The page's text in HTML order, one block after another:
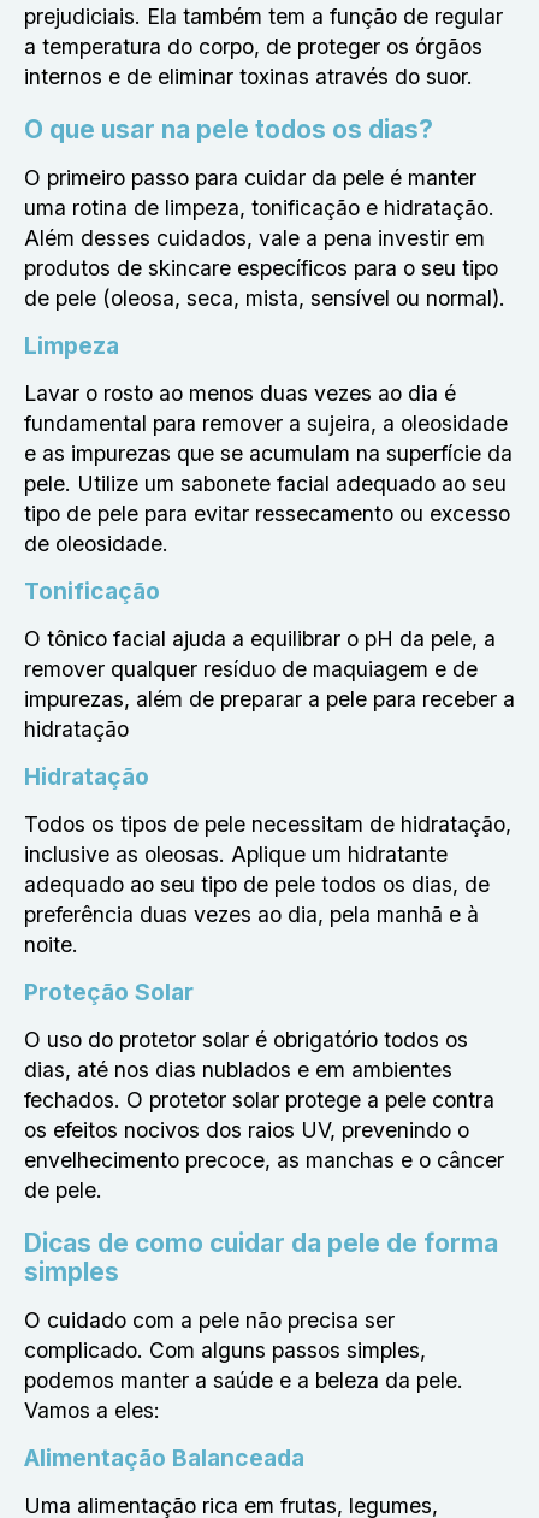
prejudiciais. Ela também tem a função de regular
a temperatura do corpo, de proteger os órgãos
internos e de eliminar toxinas através do suor.
O que usar na pele todos os dias?
O primeiro passo para cuidar da pele é manter
uma rotina de limpeza, tonificação e hidratação.
Além desses cuidados, vale a pena investir em
produtos de skincare específicos para o seu tipo
de pele (oleosa, seca, mista, sensível ou normal).
Limpeza
Lavar o rosto ao menos duas vezes ao dia é
fundamental para remover a sujeira, a oleosidade
e as impurezas que se acumulam na superfície da
pele. Utilize um sabonete facial adequado ao seu
tipo de pele para evitar ressecamento ou excesso
de oleosidade.
Tonificação
O tônico facial ajuda a equilibrar o pH da pele, a
remover qualquer resíduo de maquiagem e de
impurezas, além de preparar a pele para receber a
hidratação
Hidratação
Todos os tipos de pele necessitam de hidratação,
inclusive as oleosas. Aplique um hidratante
adequado ao seu tipo de pele todos os dias, de
preferência duas vezes ao dia, pela manhã e à
noite.
Proteção Solar
O uso do protetor solar é obrigatório todos os
dias, até nos dias nublados e em ambientes
fechados. O protetor solar protege a pele contra
os efeitos nocivos dos raios UV, prevenindo o
envelhecimento precoce, as manchas e o câncer
de pele.
Dicas de como cuidar da pele de forma
simples
O cuidado com a pele não precisa ser
complicado. Com alguns passos simples,
podemos manter a saúde e a beleza da pele.
Vamos a eles:
Alimentação Balanceada
Uma alimentação rica em frutas, legumes,